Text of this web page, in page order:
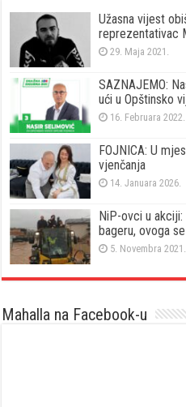
Užasna vijest
reprezentativac
29. Maja 2021.
SAZNAJEMO:
ući u Opštinsko
16. Februara 2022.
FOJNICA: U
vjenčanja
14. Januara 2026.
NiP-ovci u
bageru, ovoga
5. Novembra 2021.
Mahalla na Facebook-u